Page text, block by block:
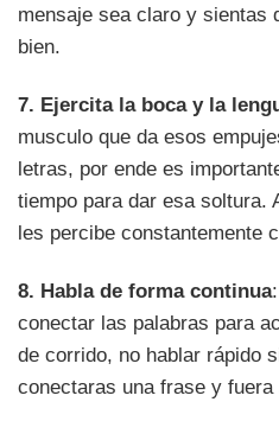
mensaje sea claro y sientas
bien.
7. Ejercita la boca y la
musculo que da esos
letras, por ende es
tiempo para dar esa soltura.
les percibe constantemente
8. Habla de forma continua
conectar las palabras para
de corrido, no hablar rápido
conectaras una frase y fuera